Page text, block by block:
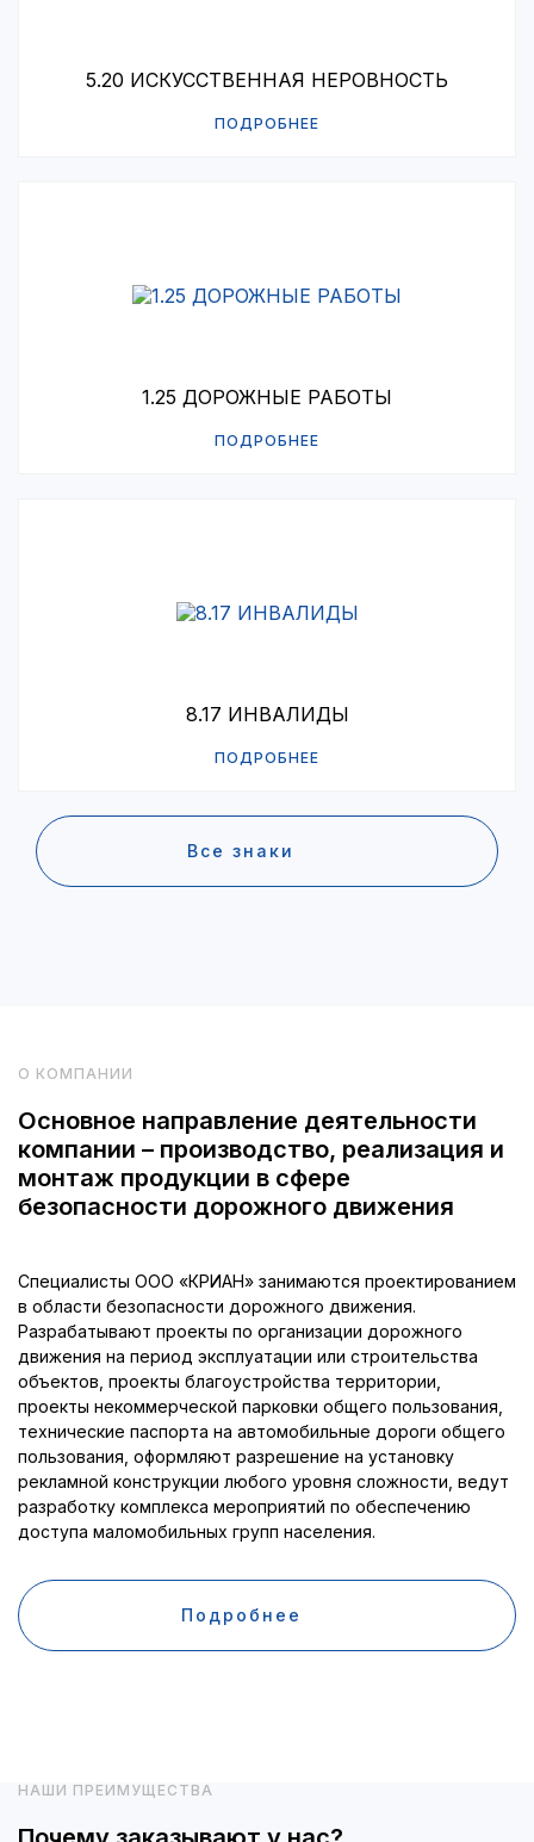
5.20 ИСКУССТВЕННАЯ НЕРОВНОСТЬ
ПОДРОБНЕЕ
1.25 ДОРОЖНЫЕ РАБОТЫ
ПОДРОБНЕЕ
8.17 ИНВАЛИДЫ
ПОДРОБНЕЕ
Все знаки
О КОМПАНИИ
Основное направление деятельности
компании – производство, реализация и
монтаж продукции в сфере
безопасности дорожного движения
Специалисты ООО «КРИАН» занимаются проектированием
в области безопасности дорожного движения.
Разрабатывают проекты по организации дорожного
движения на период эксплуатации или строительства
объектов, проекты благоустройства территории,
проекты некоммерческой парковки общего пользования,
технические паспорта на автомобильные дороги общего
пользования, оформляют разрешение на установку
рекламной конструкции любого уровня сложности, ведут
разработку комплекса мероприятий по обеспечению
доступа маломобильных групп населения.
Подробнее
НАШИ ПРЕИМУЩЕСТВА